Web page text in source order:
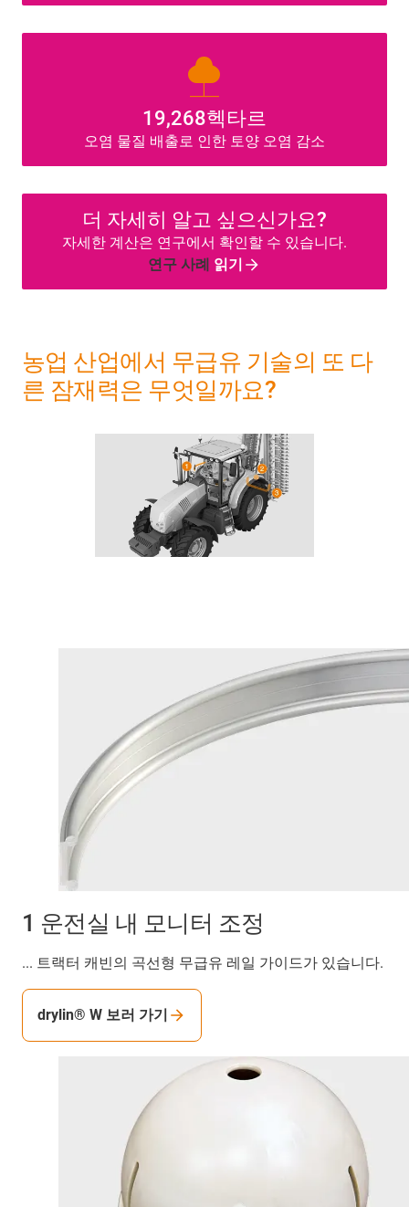
nature
19,268헥타르
오염 물질 배출로 인한 토양 오염 감소
더 자세히 알고 싶으신가요?
자세한 계산은 연구에서 확인할 수 있습니다.
연구 사례 읽기
농업 산업에서 무급유 기술의 또 다
른 잠재력은 무엇일까요?
1 운전실 내 모니터 조정
... 트랙터 캐빈의 곡선형 무급유 레일 가이드가 있습니다.
drylin® W 보러 가기